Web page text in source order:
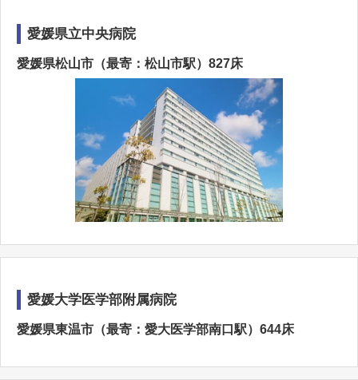
愛媛県立中央病院
愛媛県松山市（最寄：松山市駅）827床
愛媛大学医学部附属病院
愛媛県東温市（最寄：愛大医学部南口駅）644床